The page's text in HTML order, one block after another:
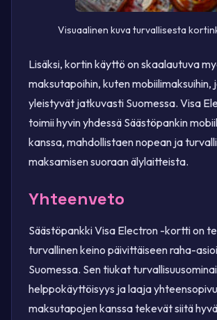
Visuaalinen kuva turvallisesta
Lisäksi, kortin käyttö on skaalautuva
maksutapoihin, kuten mobiilimaksuihin,
yleistyvät jatkuvasti Suomessa. Visa
toimii hyvin yhdessä Säästöpankin
kanssa, mahdollistaen nopean ja
maksamisen suoraan älylaitteista.
Yhteenveto
Säästöpankki Visa Electron -kortti on
turvallinen keino päivittäiseen raha-
Suomessa. Sen tiukat
helppokäyttöisyys ja laaja
maksutapojen kanssa tekevät siitä